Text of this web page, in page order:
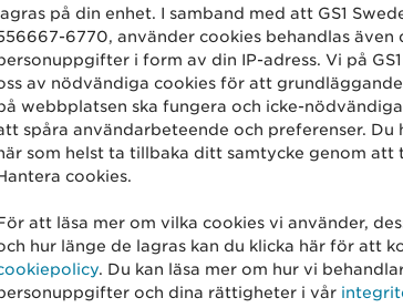
Om oss
GS1-standarder
Användargrupper
på din enhet. I samband med att GS1
6770, använder cookies behandlas även
i form av din IP-adress. Vi på
av nödvändiga cookies för att
webbplatsen ska fungera och icke-
spåra användarbeteende och preferenser. Du
som helst ta tillbaka ditt samtycke genom att
cookies.
att läsa mer om vilka cookies vi använder,
hur länge de lagras kan du klicka här för att
. Du kan läsa mer om hur vi
och dina rättigheter i vår